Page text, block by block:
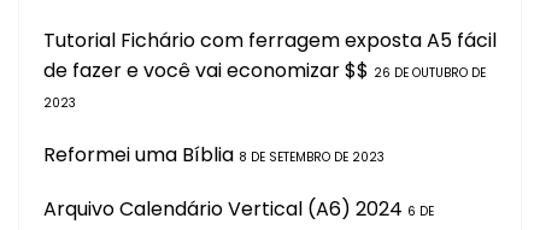
Tutorial Fichário com ferragem exposta A5 fácil
de fazer e você vai economizar $$ 26 DE OUTUBRO DE
2023
Reformei uma Bíblia 8 DE SETEMBRO DE 2023
Arquivo Calendário Vertical (A6) 2024 6 DE